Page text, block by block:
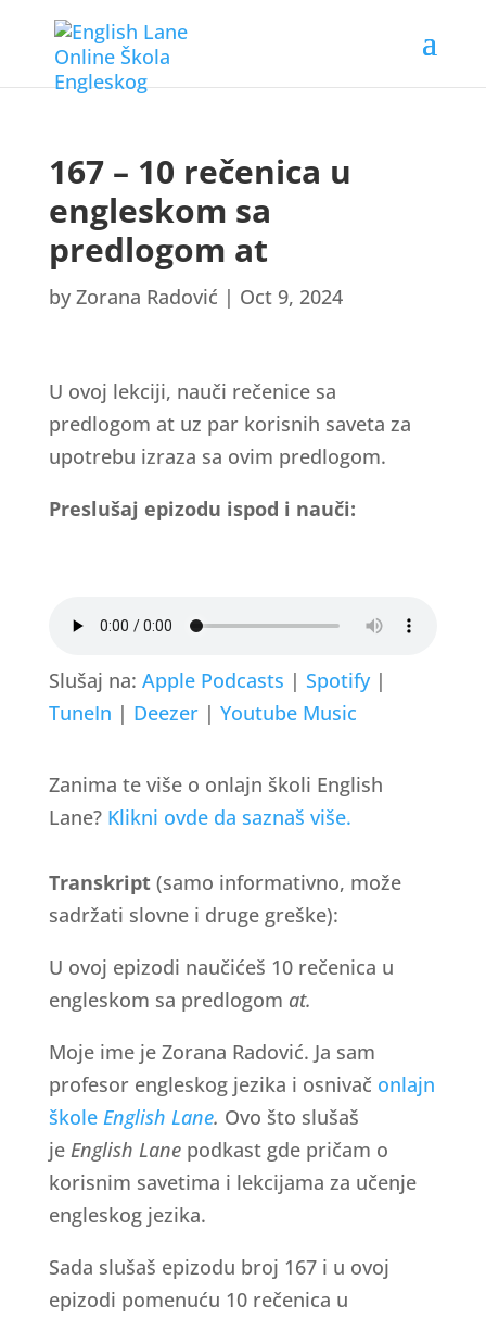
167 – 10 rečenica u
engleskom sa
predlogom at
by Zorana Radović | Oct 9, 2024
U ovoj lekciji, nauči rečenice sa
predlogom at uz par korisnih saveta za
upotrebu izraza sa ovim predlogom.
Preslušaj epizodu ispod i nauči:
Slušaj na: Apple Podcasts | Spotify|
TuneIn | Deezer| Youtube Music
Zanima te više o onlajn školi English
Lane? Klikni ovde da saznaš više.
Transkript(samo informativno, može
sadržati slovne i druge greške):
U ovoj epizodi naučićeš 10 rečenica u
engleskom sa predlogom at.
Moje ime je Zorana Radović. Ja sam
profesor engleskog jezika i osnivač onlajn
škole English Lane. Ovo što slušaš
je English Lane podkast gde pričam o
korisnim savetima i lekcijama za učenje
engleskog jezika.
Sada slušaš epizodu broj 167 i u ovoj
epizodi pomenuću 10 rečenica u